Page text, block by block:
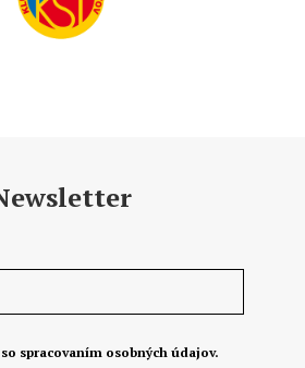
spracovaním osobných údajov.